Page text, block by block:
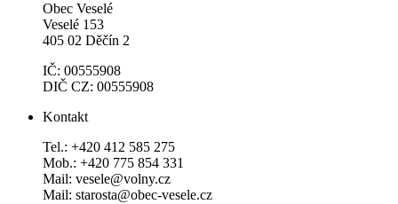
Obec Veselé
Veselé 153
405 02 Děčín 2
IČ: 00555908
DIČ CZ: 00555908
Kontakt
Tel.: +420 412 585 275
Mob.: +420 775 854 331
Mail: vesele@volny.cz
Mail: starosta@obec-vesele.cz